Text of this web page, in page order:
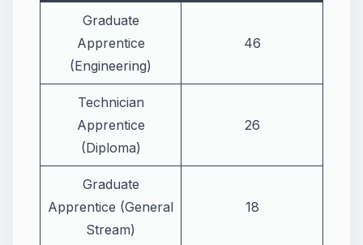
Graduate
Apprentice
(Engineering)
46
Technician
Apprentice
(Diploma)
26
Graduate
Apprentice (General
Stream)
18